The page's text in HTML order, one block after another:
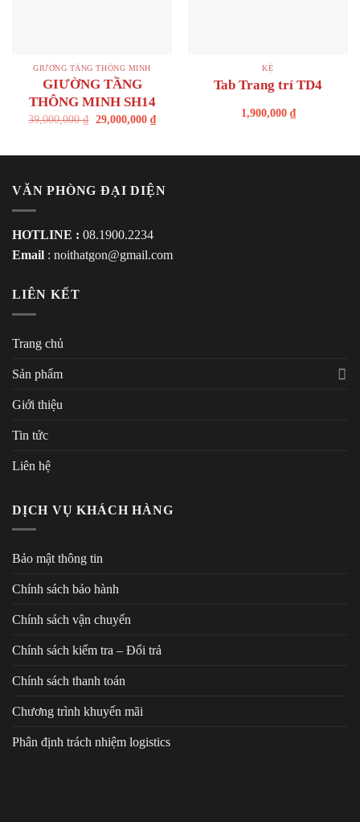
GIƯỜNG TẦNG THÔNG MINH
GIƯỜNG TẦNG
THÔNG MINH SH14
39,000,000₫ 29,000,000 ₫
KỆ
Tab Trang trí TD4
1,900,000 ₫
VĂN PHÒNG ĐẠI DIỆN
HOTLINE : 08.1900.2234
Email : noithatgon@gmail.com
LIÊN KẾT
Trang chủ
Sản phẩm
Giới thiệu
Tin tức
Liên hệ
DỊCH VỤ KHÁCH HÀNG
Bảo mật thông tin
Chính sách bảo hành
Chính sách vận chuyển
Chính sách kiểm tra – Đổi trả
Chính sách thanh toán
Chương trình khuyến mãi
Phân định trách nhiệm logistics